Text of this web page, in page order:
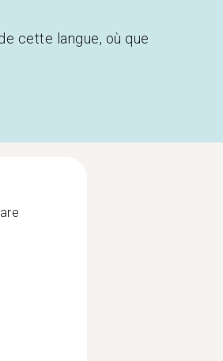
cette langue, où que